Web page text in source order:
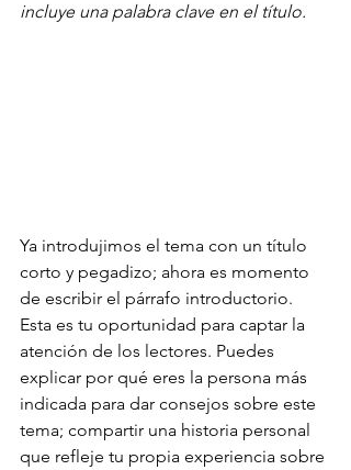
incluye una palabra clave en el título.
Ya introdujimos el tema con un título
corto y pegadizo; ahora es momento
de escribir el párrafo introductorio.
Esta es tu oportunidad para captar la
atención de los lectores. Puedes
explicar por qué eres la persona más
indicada para dar consejos sobre este
tema; compartir una historia personal
que refleje tu propia experiencia sobre